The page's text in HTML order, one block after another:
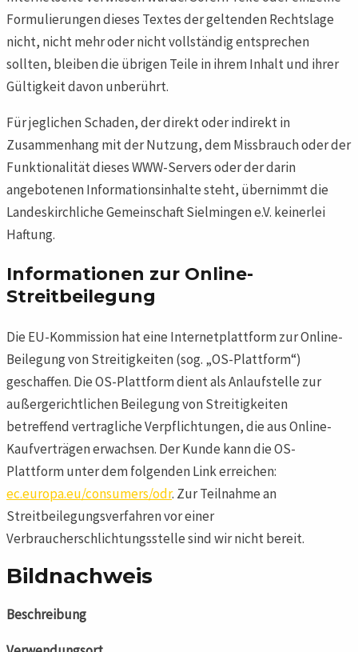
Formulierungen dieses Textes der geltenden Rechtslage
nicht, nicht mehr oder nicht vollständig entsprechen
sollten, bleiben die übrigen Teile in ihrem Inhalt und ihrer
Gültigkeit davon unberührt.
Für jeglichen Schaden, der direkt oder indirekt in
Zusammenhang mit der Nutzung, dem Missbrauch oder der
Funktionalität dieses WWW-Servers oder der darin
angebotenen Informationsinhalte steht, übernimmt die
Landeskirchliche Gemeinschaft Sielmingen e.V. keinerlei
Haftung.
Informationen zur Online-
Streitbeilegung
Die EU-Kommission hat eine Internetplattform zur Online-
Beilegung von Streitigkeiten (sog. „OS-Plattform“)
geschaffen. Die OS-Plattform dient als Anlaufstelle zur
außergerichtlichen Beilegung von Streitigkeiten
betreffend vertragliche Verpflichtungen, die aus Online-
Kaufverträgen erwachsen. Der Kunde kann die OS-
Plattform unter dem folgenden Link erreichen:
ec.europa.eu/consumers/odr. Zur Teilnahme an
Streitbeilegungsverfahren vor einer
Verbraucherschlichtungsstelle sind wir nicht bereit.
Bildnachweis
Beschreibung